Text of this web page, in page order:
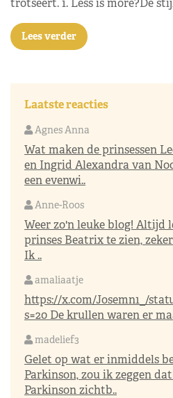
trotseert. 1. Less is more?De
Lees verder
Laatste reacties
Agnes Anna
Wat maken de prinsessen
en Ingrid Alexandra van
een evenwi..
Anne-Roos
Weer zo'n leuke blog! Altijd
prinses Beatrix te zien,
Ik ..
amaliaatje
https://x.com/Josemn1_/
s=20 De krullen waren er
madelief3
Gelet op wat er inmiddels
Parkinson, zou ik zeggen
Parkinson zichtb..